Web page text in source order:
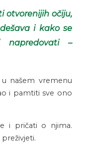
otvorenijih očiju,
i kako se
napredovati –
našem vremenu
i pamtiti sve ono
i pričati o njima.